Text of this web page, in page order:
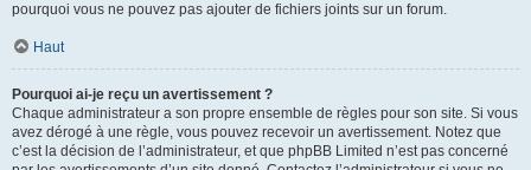
pourquoi vous ne pouvez pas ajouter de fichiers joints sur un forum.
Haut
Pourquoi ai-je reçu un avertissement ?
Chaque administrateur a son propre ensemble de règles pour son site. Si vous
avez dérogé à une règle, vous pouvez recevoir un avertissement. Notez que
c’est la décision de l’administrateur, et que phpBB Limited n’est pas concerné